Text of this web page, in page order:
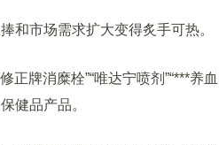
市场需求扩大变得炙手可热。
牌消糜栓”“唯达宁喷剂”“***养
健品产品。